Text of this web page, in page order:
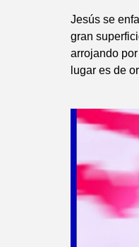
Jesús se
gran
arrojando
lugar es de